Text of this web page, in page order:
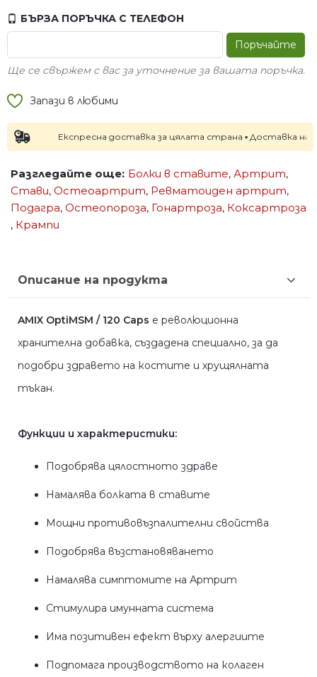
БЪРЗА ПОРЪЧКА С ТЕЛЕФОН
Поръчайте
Ще се свържем с вас за уточнение за вашата поръчка.
Запази в любими
Експресна доставка за цялата страна ▪ Доставка на
Разгледайте още: Болки в ставите, Артрит,
Стави, Остеоартрит, Ревматоиден артрит,
Подагра, Остеопороза, Гонартроза, Коксартроза
, Крампи
Описание на продукта
AMIX OptiMSM / 120 Caps e революционна
хранителна добавка, създадена специално, за да
подобри здравето на костите и хрущялната
тъкан.
Функции и характеристики:
Подобрява цялостното здраве
Намалява болката в ставите
Мощни противовъзпалителни свойства
Подобрява възстановяването
Намалява симптомите на Артрит
Стимулира имунната система
Има позитивен ефект върху алергиите
Подпомага производството на колаген